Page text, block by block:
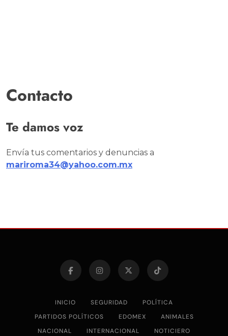
Contacto
Te damos voz
Envía tus comentarios y denuncias a
mariroma34@yahoo.com.mx
INICIO SEGURIDAD
POLÍTICA
PARTIDOS POLÍTICOS
EDOMEX
ANIMALES
NACIONAL
INTERNACIONAL NOTICIERO